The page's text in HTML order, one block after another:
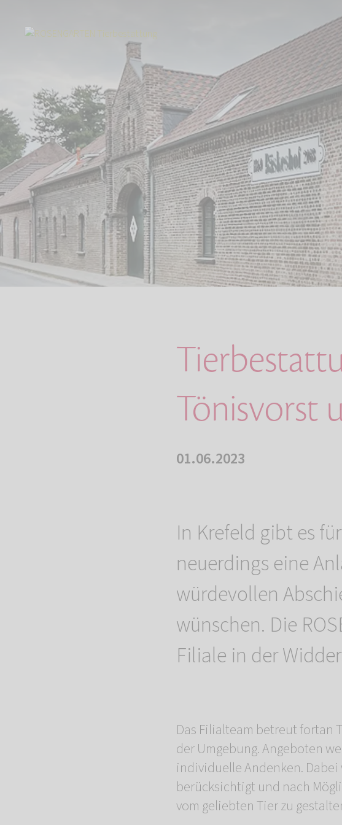
Tierbestattung zwischen Tönisvorst und Krefeld
Tönisvorst
01.06.2023
In Krefeld gibt es
neuerdings eine
würdevollen
wünschen. Die
Filiale in der
Das Filialteam betreut fortan
der Umgebung. Angeboten
individuelle Andenken.
berücksichtigt und nach
vom geliebten Tier zu